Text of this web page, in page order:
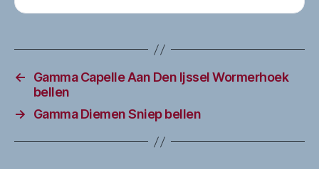
←
Gamma Capelle Aan Den Ijssel Wormerhoek
bellen
→
Gamma Diemen Sniep bellen